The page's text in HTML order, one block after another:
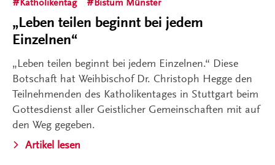
Katholikentag
Bistum Münster
„Leben teilen beginnt bei jedem
Einzelnen“
„Leben teilen beginnt bei jedem Einzelnen.“ Diese
Botschaft hat Weihbischof Dr. Christoph Hegge den
Teilnehmenden des Katholikentages in Stuttgart beim
Gottesdienst aller Geistlicher Gemeinschaften mit auf
den Weg gegeben.
Artikel lesen